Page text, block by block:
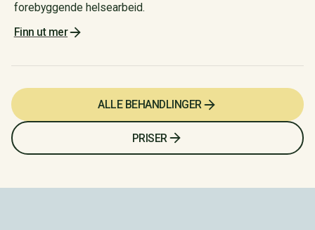
forebyggende helsearbeid.
Finn ut mer
ALLE BEHANDLINGER
PRISER